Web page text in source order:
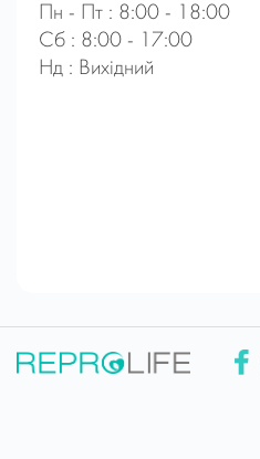
Пн - Пт : 8:00 - 18:00
Сб : 8:00 - 17:00
Нд : Вихідний